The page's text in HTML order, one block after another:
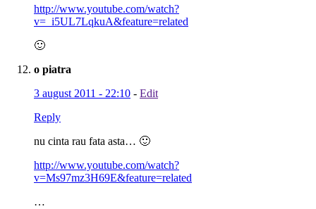
http://www.youtube.com/watch?
v=_i5UL7LqkuA&feature=related
🙂
o piatra
3 august 2011 - 22:10 - Edit
Reply
nu cinta rau fata asta… 🙂
http://www.youtube.com/watch?
v=Ms97mz3H69E&feature=related
…